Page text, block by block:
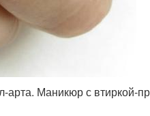
арта. Маникюр с втиркой-